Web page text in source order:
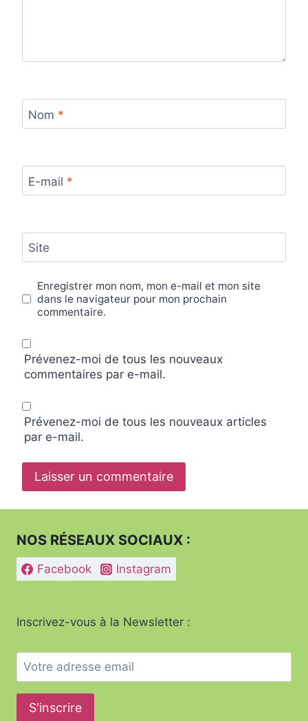
Nom *
E-mail *
Site
Enregistrer mon nom, mon e-mail et mon site
dans le navigateur pour mon prochain
commentaire.
Prévenez-moi de tous les nouveaux
commentaires par e-mail.
Prévenez-moi de tous les nouveaux articles
par e-mail.
NOS RÉSEAUX SOCIAUX :
Facebook Instagram
Inscrivez-vous à la Newsletter :